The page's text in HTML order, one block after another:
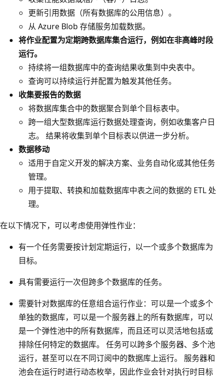
更新引用数据（所有数据库的公用信息）。
从 Azure Blob 存储服务加载数据。
将作业配置为定期跨数据库集合运行，例如在非高峰时段
运行。
持续将一组数据库中的查询结果收集到中央表中。
查询可以持续运行并配置为触发其他任务。
收集要报告的数据
将数据库集合中的数据聚合到单个目标表中。
跨一组大型数据库运行数据处理查询，例如收集客户日
志。 结果将收集到单个目标表以供进一步分析。
数据移动
适用于自定义开发的解决方案、业务自动化或其他任务
管理。
用于提取、转换和加载数据库中表之间的数据的 ETL 处
理。
在以下情况下，可以考虑使用弹性作业：
有一个任务需要按计划定期运行，以一个或多个数据库为
目标。
具有需要运行一次但跨多个数据库的任务。
需要针对数据库的任意组合运行作业：可以是一个或多个
单独的数据库，可以是一个服务器上的所有数据库，可以
是一个弹性池中的所有数据库，而且还可以灵活地包括或
排除任何特定的数据库。 任务可以跨多个服务器、多个池
运行，甚至可以在不同订阅中的数据库上运行。 服务器和
池会在运行时进行动态枚举，因此作业会针对执行时目标